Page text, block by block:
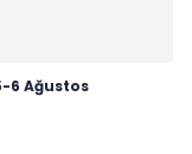
6 Ağustos